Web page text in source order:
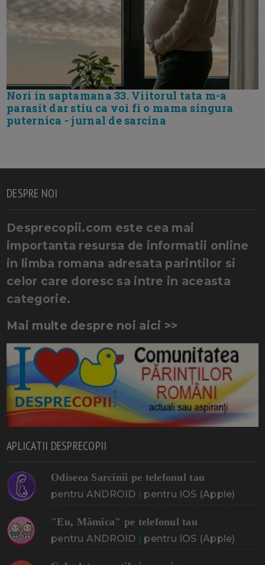
Nori in saptamana 33. Viitorul tata m-a
parasit dar stiu ca voi fi o mama singura
puternica - jurnal de sarcina
DESPRE NOI
Desprecopii.com este cea mai
importanta resursa de informatii online
in limba romana adresata parintilor si
celor care doresc sa intre in aceasta
categorie.
Mai multe despre noi aici >>
APLICATII DESPRECOPII
Odiseea Sarcinii pe telefonul tau
pentru ANDROID pentru IOS (Apple)
"Eu, Mămica" pe telefonul tau
pentru ANDROID pentru IOS (Apple)